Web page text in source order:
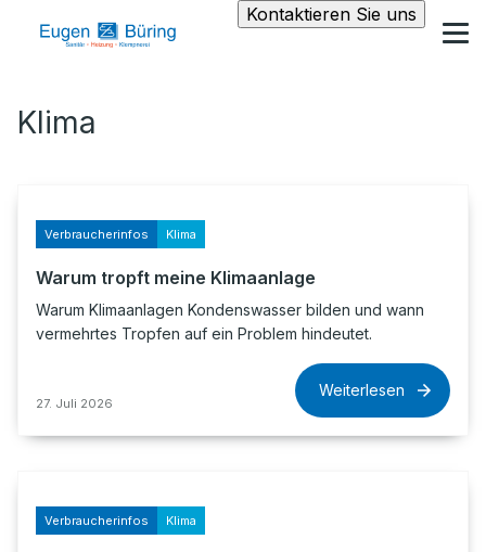
Kontaktieren Sie uns
Klima
Verbraucherinfos Klima
Warum tropft meine Klimaanlage
Warum Klimaanlagen Kondenswasser bilden und wann
vermehrtes Tropfen auf ein Problem hindeutet.
27. Juli 2026
Weiterlesen
Verbraucherinfos Klima